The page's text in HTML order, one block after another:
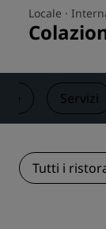
Locale ·
Servizi
Tutti i